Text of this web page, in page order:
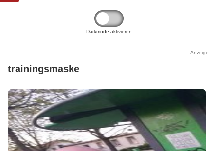
Darkmode aktivieren
-Anzeige-
trainingsmaske